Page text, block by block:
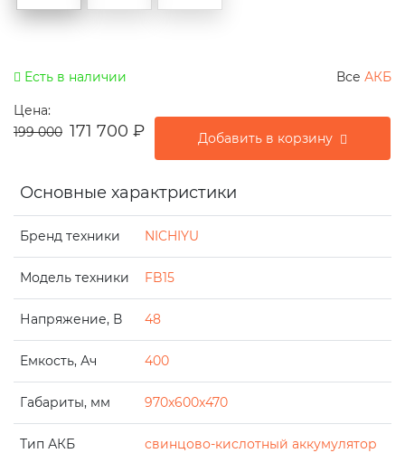
Есть в наличии Все АКБ
Цена:
199 000 171 700 ₽ Добавить в корзину
Основные характристики
Бренд техники NICHIYU
Модель техники FB15
Напряжение, В 48
Емкость, Ач 400
Габариты, мм 970x600x470
Тип АКБ свинцово-кислотный аккумулятор